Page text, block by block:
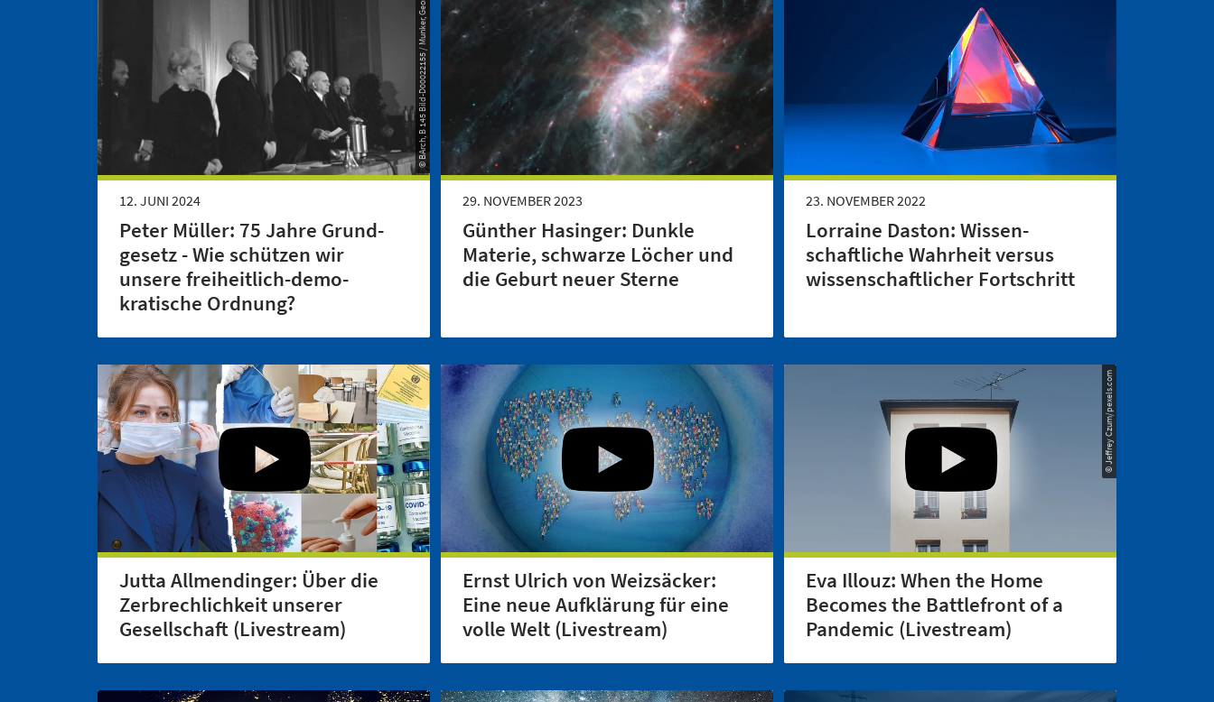
© BArch, B 145 Bild-D00022155 / Munker, Georg
12. JUNI 2024
Peter Müller: 75 Jahre Grund­
gesetz - Wie schützen wir
unsere freiheitlich-demo­
kratische Ordnung?
29. NOVEMBER 2023
Günther Hasinger: Dunkle
Materie, schwarze Löcher und
die Geburt neuer Sterne
23. NOVEMBER 2022
Lorraine Daston: Wissen­
schaftliche Wahr­heit versus
wissen­schaftlicher Fortschritt
Jutta Allmendinger: Über die
Zerbrechlichkeit unserer
Gesellschaft (Livestream)
Ernst Ulrich von Weizsäcker:
Eine neue Aufklärung für eine
volle Welt (Livestream)
© Jeffrey Czum/pexels.com
Eva Illouz: When the Home
Becomes the Battlefront of a
Pandemic (Livestream)